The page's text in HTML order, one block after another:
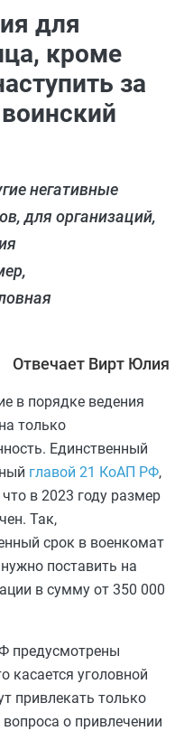
для
кроме
за
негативные
для организаций,
Отвечает Вирт Юлия
в порядке ведения
только
Единственный
главой 21 КоАП РФ,
в 2023 году размер
Так,
срок в военкомат
поставить на
в сумму от 350 000
предусмотрены
касается уголовной
привлекать только
о привлечении